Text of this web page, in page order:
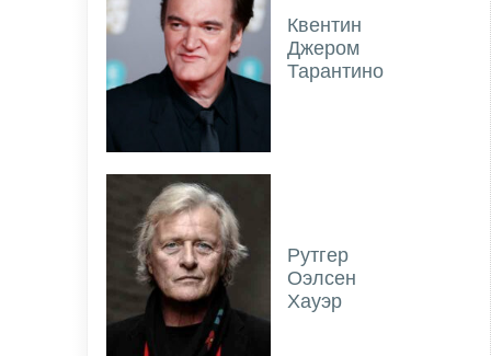
Квентин
Джером
Тарантино
Рутгер
Оэлсен
Хауэр